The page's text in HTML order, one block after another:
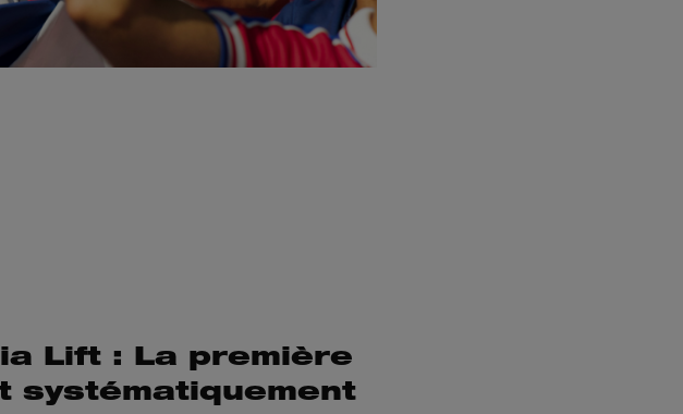
Lift : La première
systématiquement